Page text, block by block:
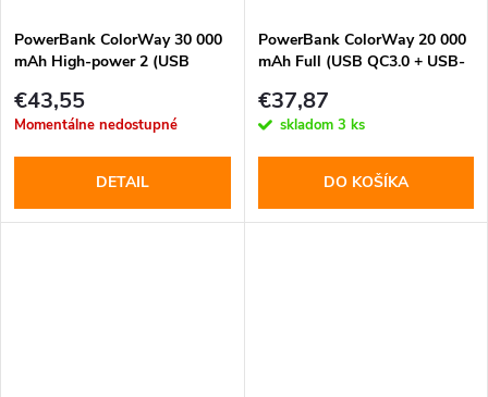
PowerBank ColorWay 30 000
mAh High-power 2 (USB
Delivery 22.5W) Čierna (CW-
PB300LPC2BK-PD)
€43,55
Momentálne nedostupné
DETAIL
PowerBank ColorWay 20 000
mAh Full (USB QC3.0 + USB-
(CW-PB200LPH3GR-PDD)
€37,87
skladom 3 ks
DO KOŠÍKA